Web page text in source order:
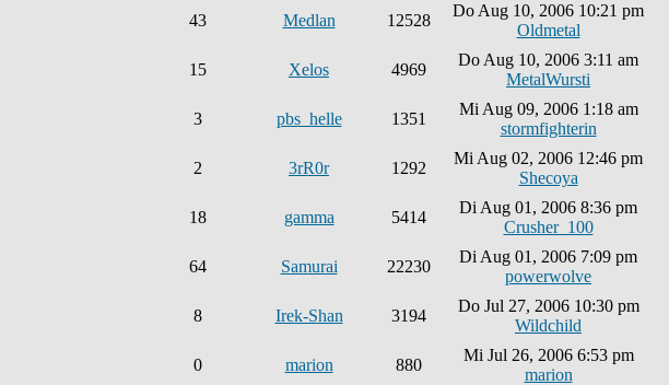
43 Medlan 12528
Do Aug 10, 2006 10:21 pm
Oldmetal
15 Xelos 4969
Do Aug 10, 2006 3:11 am
MetalWursti
3 pbs_helle 1351
Mi Aug 09, 2006 1:18 am
stormfighterin
2 3rR0r 1292
Mi Aug 02, 2006 12:46 pm
Shecoya
18 gamma 5414
Di Aug 01, 2006 8:36 pm
Crusher_100
64 Samurai 22230
Di Aug 01, 2006 7:09 pm
powerwolve
8 Irek-Shan 3194
Do Jul 27, 2006 10:30 pm
Wildchild
0 marion 880
Mi Jul 26, 2006 6:53 pm
marion